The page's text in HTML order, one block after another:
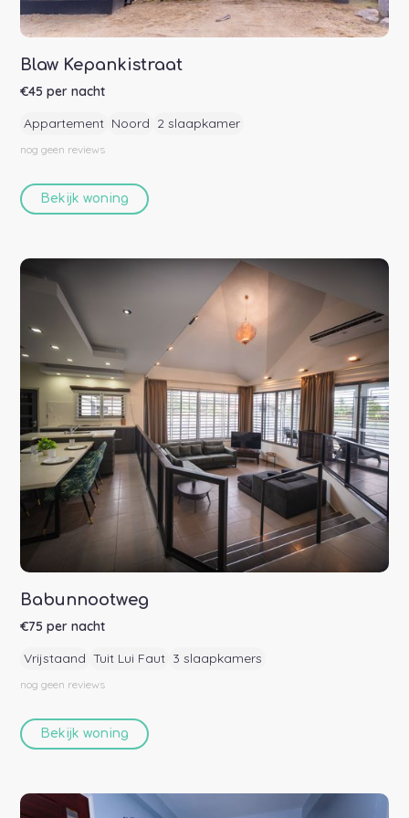
Blaw Kepankistraat
€45 per nacht
Appartement Noord 2 slaapkamer
nog geen reviews
Bekijk woning
Babunnootweg
€75 per nacht
Vrijstaand Tuit Lui Faut 3 slaapkamers
nog geen reviews
Bekijk woning